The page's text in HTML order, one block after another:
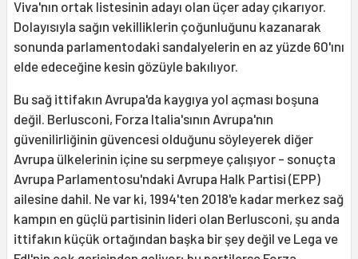
Viva'nın ortak listesinin adayı olan üçer aday çıkarıyor.
Dolayısıyla sağın vekilliklerin çoğunluğunu kazanarak
sonunda parlamentodaki sandalyelerin en az yüzde 60'ını
elde edeceğine kesin gözüyle bakılıyor.
Bu sağ ittifakın Avrupa'da kaygıya yol açması boşuna
değil. Berlusconi, Forza Italia'sının Avrupa'nın
güvenilirliğinin güvencesi olduğunu söyleyerek diğer
Avrupa ülkelerinin içine su serpmeye çalışıyor - sonuçta
Avrupa Parlamentosu'ndaki Avrupa Halk Partisi (EPP)
ailesine dahil. Ne var ki, 1994'ten 2018'e kadar merkez sağ
kampın en güçlü partisinin lideri olan Berlusconi, şu anda
ittifakın küçük ortağından başka bir şey değil ve Lega ve